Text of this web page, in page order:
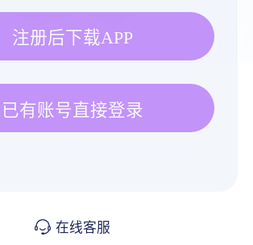
注册后下载APP
已有账号直接登录
在线客服